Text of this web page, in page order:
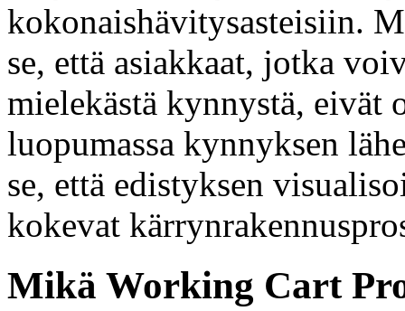
kokonaishävitysasteisiin.
se, että asiakkaat, jotka
mielekästä kynnystä, eivät
luopumassa kynnyksen
se, että edistyksen
kokevat
Mikä Working Cart